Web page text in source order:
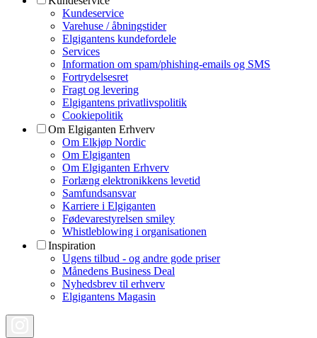
Kundeservice
Varehuse / åbningstider
Elgigantens kundefordele
Services
Information om spam/phishing-emails og SMS
Fortrydelsesret
Fragt og levering
Elgigantens privatlivspolitik
Cookiepolitik
Om Elgiganten Erhverv
Om Elkjøp Nordic
Om Elgiganten
Om Elgiganten Erhverv
Forlæng elektronikkens levetid
Samfundsansvar
Karriere i Elgiganten
Fødevarestyrelsen smiley
Whistleblowing i organisationen
Inspiration
Ugens tilbud - og andre gode priser
Månedens Business Deal
Nyhedsbrev til erhverv
Elgigantens Magasin